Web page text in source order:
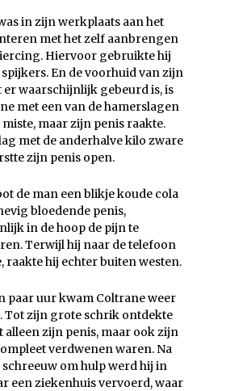
in zijn werkplaats aan het
met het zelf aanbrengen
Hiervoor gebruikte hij
En de voorhuid van zijn
er waarschijnlijk gebeurd is, is
met een van de hamerslagen
maar zijn penis raakte.
met de anderhalve kilo zware
zijn penis open.
de man een blikje koude cola
bloedende penis,
in de hoop de pijn te
Terwijl hij naar de telefoon
raakte hij echter buiten westen.
paar uur kwam Coltrane weer
Tot zijn grote schrik ontdekte
alleen zijn penis, maar ook zijn
verdwenen waren. Na
schreeuw om hulp werd hij in
een ziekenhuis vervoerd, waar